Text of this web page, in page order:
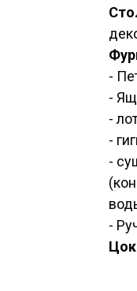
-
-
-
-
-
-